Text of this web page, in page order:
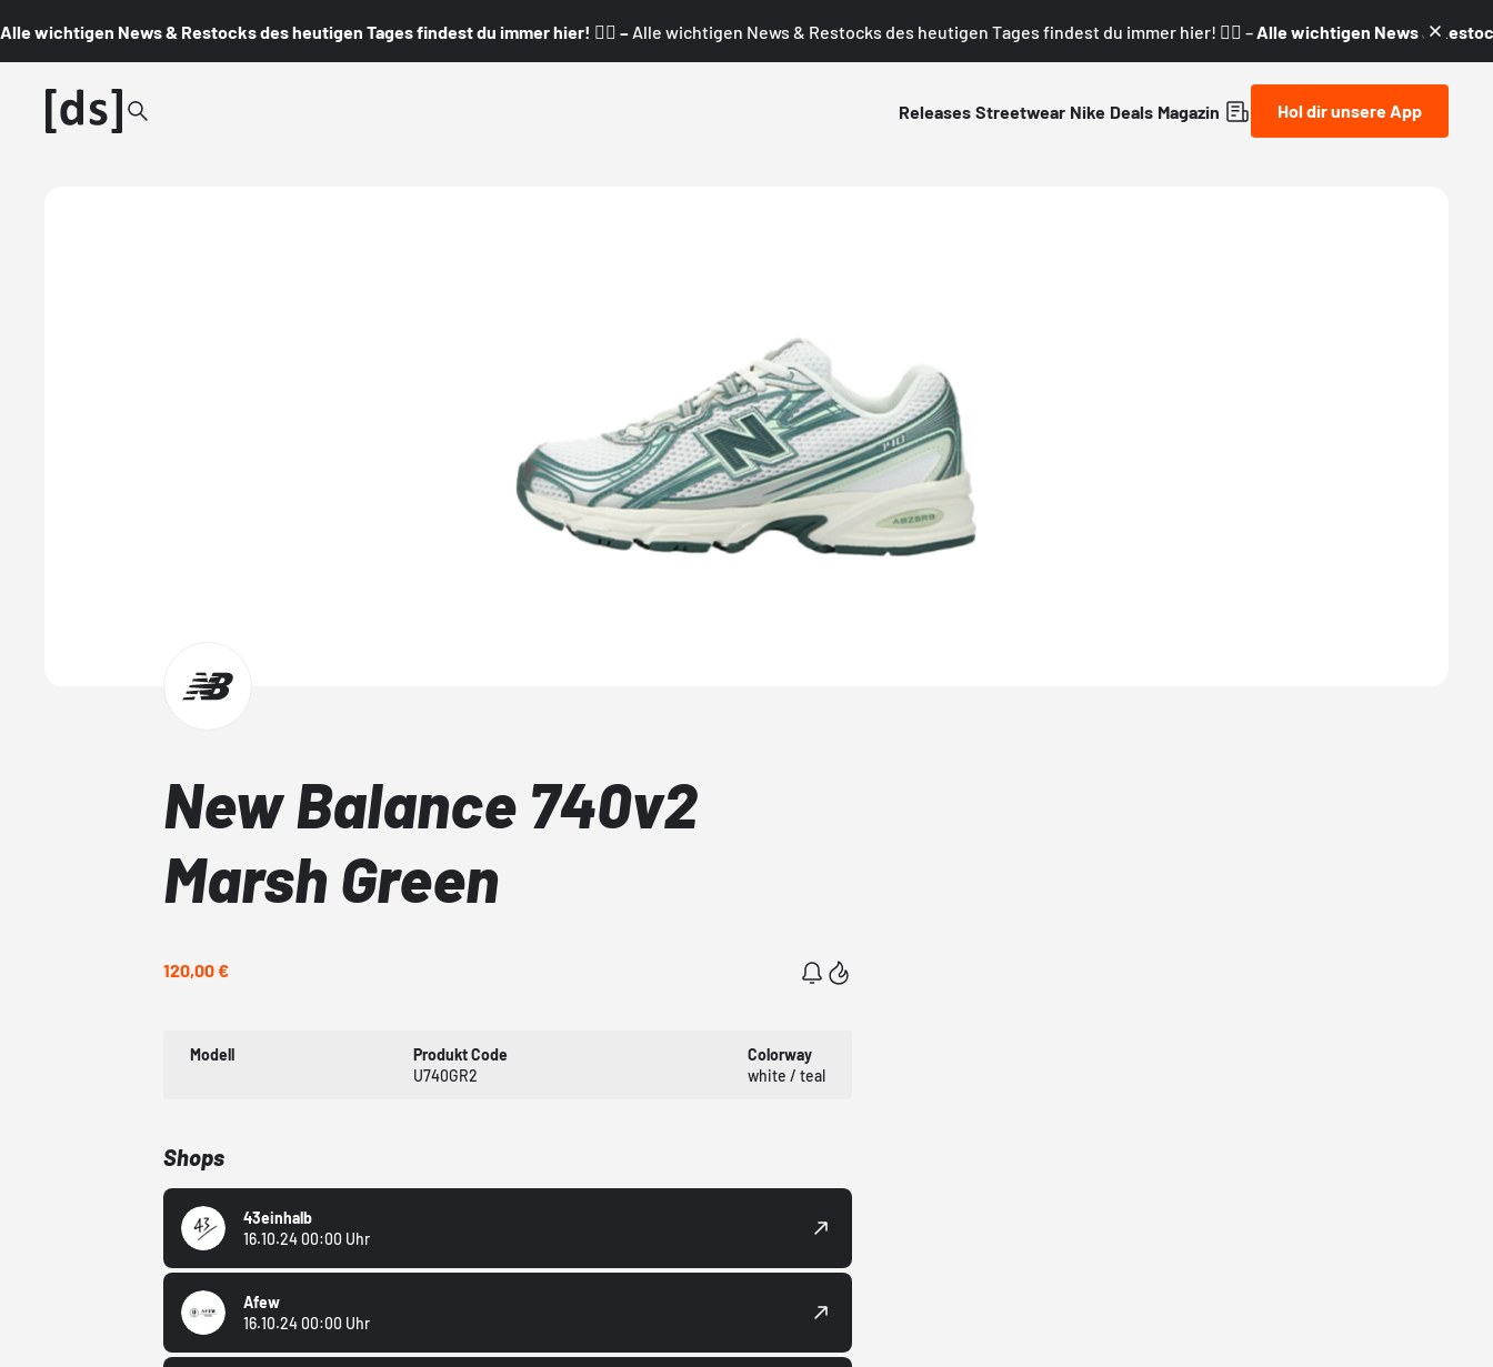
Alle wichtigen News & Restocks des heutigen Tages findest du immer hier! 👇🏼 – Alle wichtigen News & Restocks des heutigen Tages findest du immer hier! 👇🏼 – Alle wichtigen News &
Releases Streetwear Nike Deals Magazin Hol dir unsere App
New Balance 740v2
Marsh Green
120,00 €
Modell
Produkt Code
U740GR2
Colorway
white / teal
Shops
43einhalb
16.10.24 00:00 Uhr
Afew
16.10.24 00:00 Uhr